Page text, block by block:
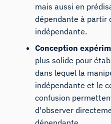
mais aussi en
dépendante à partir
indépendante.
Conception
plus solide pour
dans lequel la
indépendante et le
confusion
d'observer